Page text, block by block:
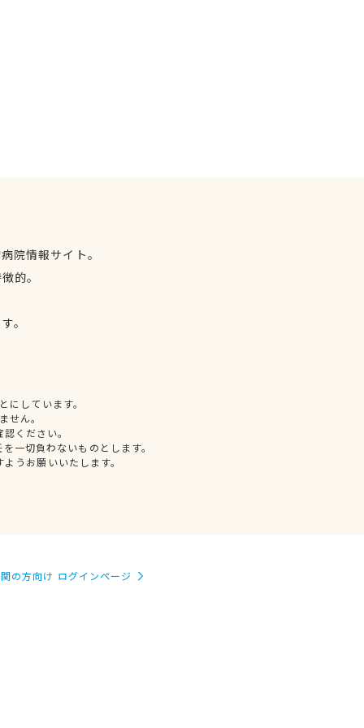
院情報サイト。
的。
。
しています。
せん。
ください。
一切負わないものとします。
うお願いいたします。
の方向け ログインページ